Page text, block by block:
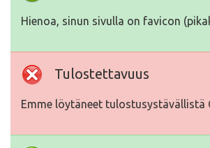
Hienoa, sinun sivulla on favicon
Tulostettavuus
Emme löytäneet tulostusystävällistä